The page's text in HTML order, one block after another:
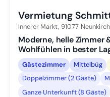
Vermietung
Innerer Markt, 91077
Moderne, helle Zimmer
Wohlfühlen in bester
Gästezimmer Mittelbüg
Doppelzimmer (2 Gäste)
Ganze Unterkunft (8 Gäste)